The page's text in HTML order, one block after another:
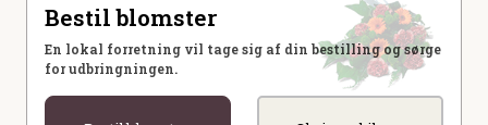
Bestil blomster
En lokal forretning vil tage sig af din bestilling og sørge
for udbringningen.